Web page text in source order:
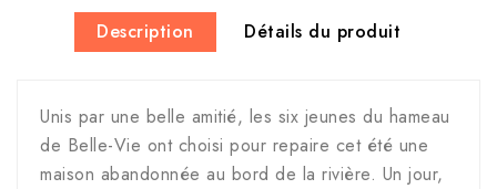
Description Détails du produit
Unis par une belle amitié, les six jeunes du hameau
de Belle-Vie ont choisi pour repaire cet été une
maison abandonnée au bord de la rivière. Un jour,